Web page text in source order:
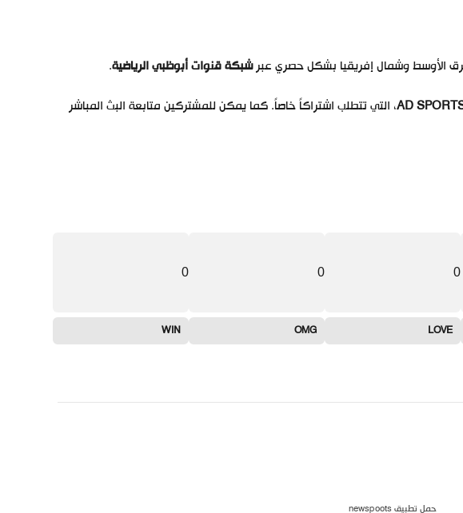
الأوسط وشمال إفريقيا بشكل حصري عبرشبكة قنوات أبوظبي الرياضية.
AD، التي تتطلب اشتراكاً خاصاً. كما يمكن للمشتركين متابعة البث المباشر
0
LOVE
0
OMG
0
WIN
حمل تطبيق newspoots